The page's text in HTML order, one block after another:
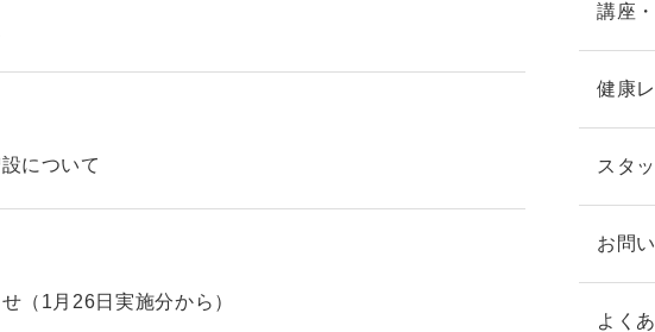
について
（1月26日実施分から）
講座
健康
スタ
お問
よく